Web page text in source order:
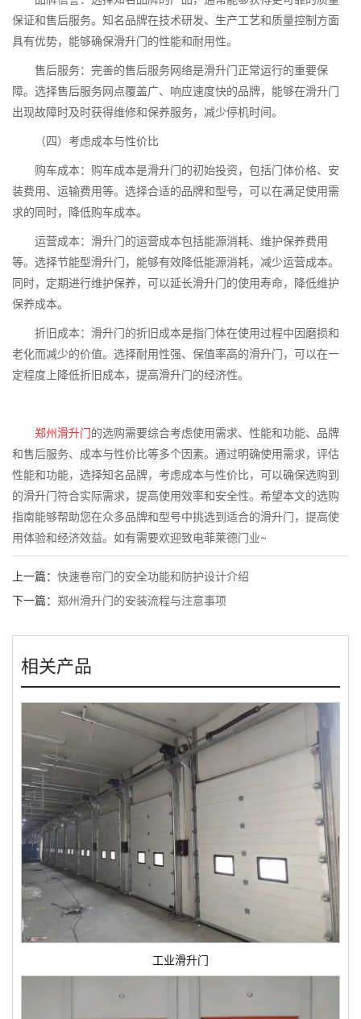
保证和售后服务。知名品牌在技术研发、生产工艺和质量控制方面
具有优势，能够确保滑升门的性能和耐用性。
售后服务：完善的售后服务网络是滑升门正常运行的重要保
障。选择售后服务网点覆盖广、响应速度快的品牌，能够在滑升门
出现故障时及时获得维修和保养服务，减少停机时间。
（四）考虑成本与性价比
购车成本：购车成本是滑升门的初始投资，包括门体价格、安
装费用、运输费用等。选择合适的品牌和型号，可以在满足使用需
求的同时，降低购车成本。
运营成本：滑升门的运营成本包括能源消耗、维护保养费用
等。选择节能型滑升门，能够有效降低能源消耗，减少运营成本。
同时，定期进行维护保养，可以延长滑升门的使用寿命，降低维护
保养成本。
折旧成本：滑升门的折旧成本是指门体在使用过程中因磨损和
老化而减少的价值。选择耐用性强、保值率高的滑升门，可以在一
定程度上降低折旧成本，提高滑升门的经济性。
郑州滑升门的选购需要综合考虑使用需求、性能和功能、品牌
和售后服务、成本与性价比等多个因素。通过明确使用需求，评估
性能和功能，选择知名品牌，考虑成本与性价比，可以确保选购到
的滑升门符合实际需求，提高使用效率和安全性。希望本文的选购
指南能够帮助您在众多品牌和型号中挑选到适合的滑升门，提高使
用体验和经济效益。如有需要欢迎致电菲莱德门业~
上一篇： 快速卷帘门的安全功能和防护设计介绍
下一篇： 郑州滑升门的安装流程与注意事项
相关产品
工业滑升门